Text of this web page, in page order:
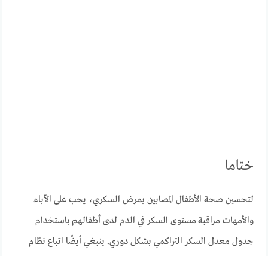
ختاما
لتحسين صحة الأطفال المصابين بمرض السكري، يجب على الآباء
والأمهات مراقبة مستوى السكر في الدم لدى أطفالهم باستخدام
جدول معدل السكر التراكمي بشكل دوري. ينبغي أيضًا اتباع نظام